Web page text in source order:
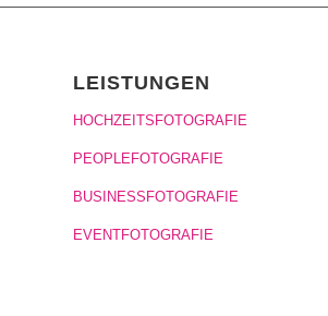
LEISTUNGEN
HOCHZEITSFOTOGRAFIE
PEOPLEFOTOGRAFIE
BUSINESSFOTOGRAFIE
EVENTFOTOGRAFIE